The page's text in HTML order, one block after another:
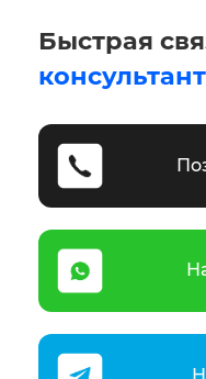
Быстрая